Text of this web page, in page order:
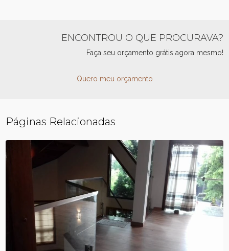
ENCONTROU O QUE PROCURAVA?
Faça seu orçamento grátis agora mesmo!
Quero meu orçamento
Páginas Relacionadas